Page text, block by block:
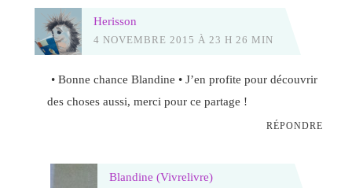
Herisson
4 NOVEMBRE 2015 À 23 H 26 MIN
• Bonne chance Blandine • J’en profite pour découvrir
des choses aussi, merci pour ce partage !
RÉPONDRE
Blandine (Vivrelivre)